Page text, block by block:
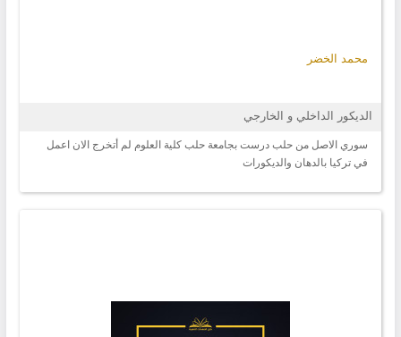
محمد الخضر
الديكور الداخلي و الخارجي
سوري الاصل من حلب درست بجامعة حلب كلية العلوم لم أتخرج الان اعمل
في تركيا بالدهان والديكورات